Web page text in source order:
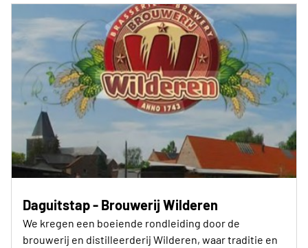
Daguitstap - Brouwerij Wilderen
We kregen een boeiende rondleiding door de
brouwerij en distilleerderij Wilderen, waar traditie en